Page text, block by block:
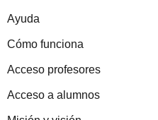
Ayuda
Cómo funciona
Acceso profesores
Acceso a alumnos